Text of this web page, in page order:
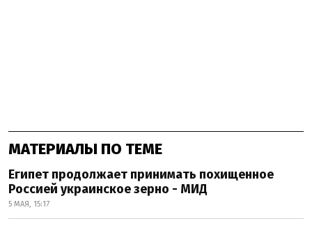
МАТЕРИАЛЫ ПО ТЕМЕ
Египет продолжает принимать похищенное
Россией украинское зерно - МИД
5 МАЯ, 15:17